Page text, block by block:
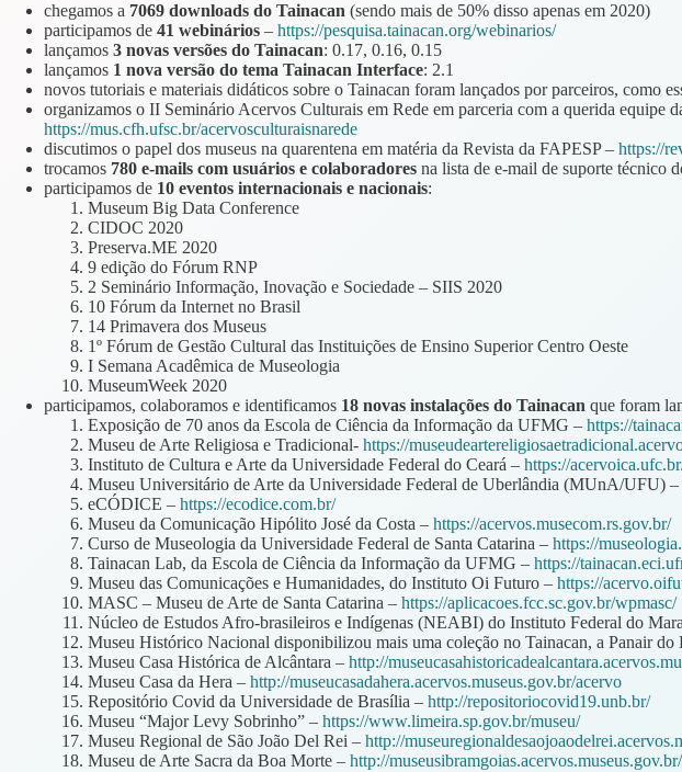
chegamos a 7069 downloads do Tainacan (sendo mais de 50% disso apenas em 2020)
participamos de 41 webinários – https://pesquisa.tainacan.org/webinarios/
lançamos 3 novas versões do Tainacan: 0.17, 0.16, 0.15
lançamos 1 nova versão do tema Tainacan Interface: 2.1
novos tutoriais e materiais didáticos sobre o Tainacan foram lançados por parceiros, como
organizamos o II Seminário Acervos Culturais em Rede em parceria com a querida equipe
https://mus.cfh.ufsc.br/acervosculturaisnarede
discutimos o papel dos museus na quarentena em matéria da Revista da FAPESP – https://
trocamos 780 e-mails com usuários e colaboradores na lista de e-mail de suporte técnico
participamos de 10 eventos internacionais e nacionais:
Museum Big Data Conference
CIDOC 2020
Preserva.ME 2020
9 edição do Fórum RNP
2 Seminário Informação, Inovação e Sociedade – SIIS 2020
10 Fórum da Internet no Brasil
14 Primavera dos Museus
1º Fórum de Gestão Cultural das Instituições de Ensino Superior Centro Oeste
I Semana Acadêmica de Museologia
MuseumWeek 2020
participamos, colaboramos e identificamos 18 novas instalações do Tainacan que foram
Exposição de 70 anos da Escola de Ciência da Informação da UFMG – https://
Museu de Arte Religiosa e Tradicional- https://
Instituto de Cultura e Arte da Universidade Federal do Ceará – https://
Museu Universitário de Arte da Universidade Federal de Uberlândia (MUnA/UFU) –
eCÓDICE – https://ecodice.com.br/
Museu da Comunicação Hipólito José da Costa – https://acervos.musecom.rs.gov.br/
Curso de Museologia da Universidade Federal de Santa Catarina – https://
Tainacan Lab, da Escola de Ciência da Informação da UFMG – https://
Museu das Comunicações e Humanidades, do Instituto Oi Futuro – https://
MASC – Museu de Arte de Santa Catarina – https://aplicacoes.fcc.sc.gov.br/wpmasc/
Núcleo de Estudos Afro-brasileiros e Indígenas (NEABI) do Instituto Federal do
Museu Histórico Nacional disponibilizou mais uma coleção no Tainacan, a Panair do
Museu Casa Histórica de Alcântara – http://
Museu Casa da Hera – http://museucasadahera.acervos.museus.gov.br/acervo
Repositório Covid da Universidade de Brasília – http://repositoriocovid19.unb.br/
Museu “Major Levy Sobrinho” – https://www.limeira.sp.gov.br/museu/
Museu Regional de São João Del Rei – http://
Museu de Arte Sacra da Boa Morte – http://